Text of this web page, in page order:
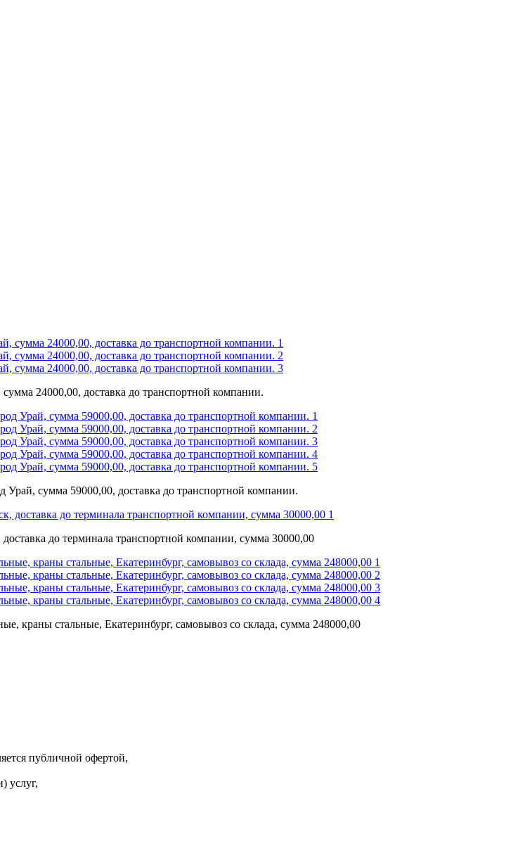
24000,00, доставка до транспортной компании.
сумма 59000,00, доставка до транспортной компании.
до терминала транспортной компании, сумма 30000,00
краны стальные, Екатеринбург, самовывоз со склада, сумма 248000,00
публичной офертой,
услуг,